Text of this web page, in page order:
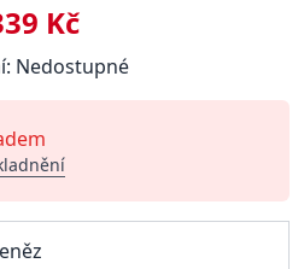
Kč
Nedostupné